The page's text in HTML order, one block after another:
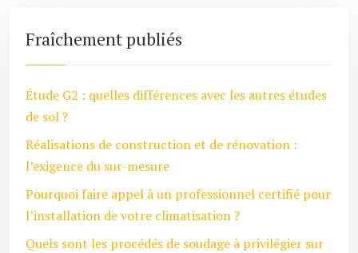
Fraîchement publiés
Étude G2 : quelles différences avec les autres études
de sol ?
Réalisations de construction et de rénovation :
l’exigence du sur-mesure
Pourquoi faire appel à un professionnel certifié pour
l’installation de votre climatisation ?
Quels sont les procédés de soudage à privilégier sur